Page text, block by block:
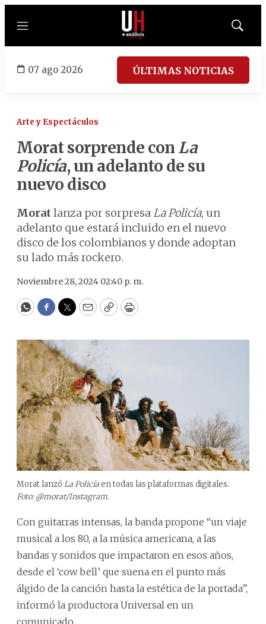
Menú
Mostrar
07 ago 2026 ÚLTIMAS NOTICIAS
Arte y Espectáculos
Morat sorprende con La
Policía, un adelanto de su
nuevo disco
Moratlanza por sorpresaLa Policía, un
adelanto que estará incluido en el nuevo
disco de los colombianos y donde adoptan
su lado más rockero.
Noviembre 28, 2024 02:40 p. m.
WhatsApp
Facebook
Twitter
EmailCopyPrint
Morat lanzó La Policíaen todas las plataformas digitales.
Foto: @morat/Instagram.
Con guitarras intensas, la banda propone “un viaje
musical a los 80, a la música americana, a las
bandas y sonidos que impactaron en esos años,
desde el ‘cow bell’ que suena en el punto más
álgido de la canción hasta la estética de la portada”,
informó la productora Universal en un
comunicado.